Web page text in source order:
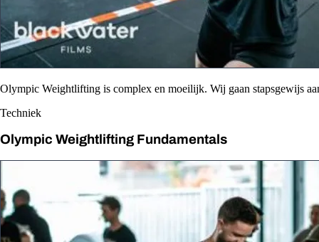
Olympic Weightlifting is complex en moeilijk. Wij gaan stapsgewijs
Techniek
Olympic Weightlifting Fundamentals